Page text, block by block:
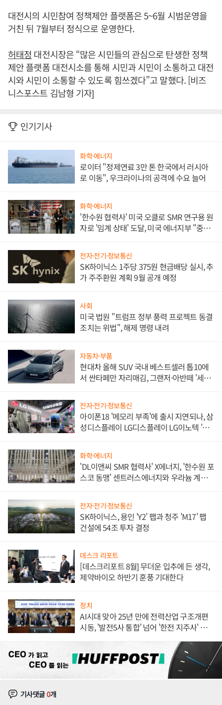
대전시의 시민참여 정책제안 플랫폼은 5~6월 시범운영을
거친 뒤 7월부터 정식으로 운영한다.
허태정 대전시장은 “많은 시민들의 관심으로 탄생한 정책
제안 플랫폼 대전시소를 통해 시민과 시민이 소통하고 대전
시와 시민이 소통할 수 있도록 힘쓰겠다”고 말했다. [비즈
니스포스트 김남형 기자]
인기기사
화학·에너지
로이터 "정제연료 3만 톤 한국에서 러시아
로 이동", 우크라이나의 공격에 수요 늘어
화학·에너지
'한수원 협력사' 미국 오클로 SMR 연구용 원
자로 '임계 상태' 도달, 미국 에너지부 "중요
전자·전기·정보통신
SK하이닉스 1주당 375원 현금배당 실시, 추
가 주주환원 계획 9월 공개 예정
사회
미국 법원 "트럼프 정부 풍력 프로젝트 동결
조치는 위법", 해제 명령 내려
자동차·부품
현대차 올해 SUV 국내 베스트셀러 톱10에
서 싼타페만 자리매김, 그랜저·아반떼 '세단
전자·전기·정보통신
아이폰18 '메모리 부족'에 출시 지연되나, 삼
성디스플레이 LG디스플레이 LG이노텍 '탈
화학·에너지
'DL이앤씨 SMR 협력사' X에너지, '한수원 포
스코 동맹' 센트러스에너지와 우라늄 계약
전자·전기·정보통신
SK하이닉스, 용인 'Y2' 팹과 청주 'M17' 팹
건설에 54조 투자 결정
데스크 리포트
[데스크리포트 8월] 무더운 입추에 든 생각,
제약바이오 하반기 훈풍 기대한다
정치
AI시대 맞아 25년 만에 전력산업 구조개편
시동, '발전5사 통합' 넘어 '한전 지주사' 재편
기사댓글0개